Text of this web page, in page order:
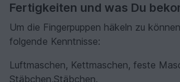
Fertigkeiten und was Du
Um die Fingerpuppen häkeln zu
folgende Kenntnisse:
Luftmaschen, Kettmaschen, feste
Stäbchen,Stäbchen.